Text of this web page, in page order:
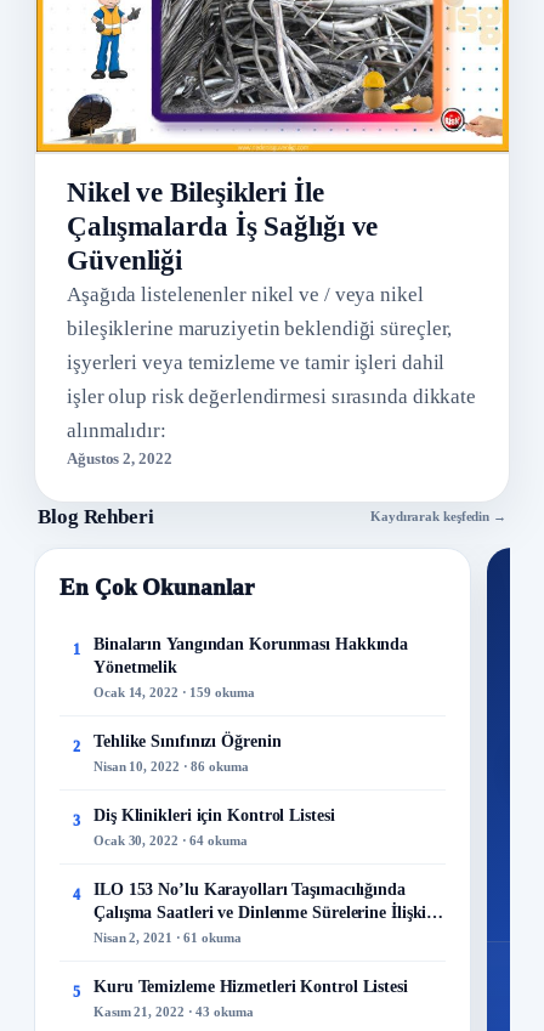
Nikel ve Bileşikleri İle
Çalışmalarda İş Sağlığı ve
Güvenliği
Aşağıda listelenenler nikel ve / veya nikel
bileşiklerine maruziyetin beklendiği süreçler,
işyerleri veya temizleme ve tamir işleri dahil
işler olup risk değerlendirmesi sırasında dikkate
alınmalıdır:
Ağustos 2, 2022
Blog Rehberi Kaydırarak keşfedin →
En Çok Okunanlar
1
Binaların Yangından Korunması Hakkında
Yönetmelik
Ocak 14, 2022 · 159 okuma
2 Tehlike Sınıfınızı Öğrenin
Nisan 10, 2022 · 86 okuma
3 Diş Klinikleri için Kontrol Listesi
Ocak 30, 2022 · 64 okuma
4
ILO 153 No’lu Karayolları Taşımacılığında
Çalışma Saatleri ve Dinlenme Sürelerine İlişkin
Sözleşme
Nisan 2, 2021 · 61 okuma
5 Kuru Temizleme Hizmetleri Kontrol Listesi
Kasım 21, 2022 · 43 okuma